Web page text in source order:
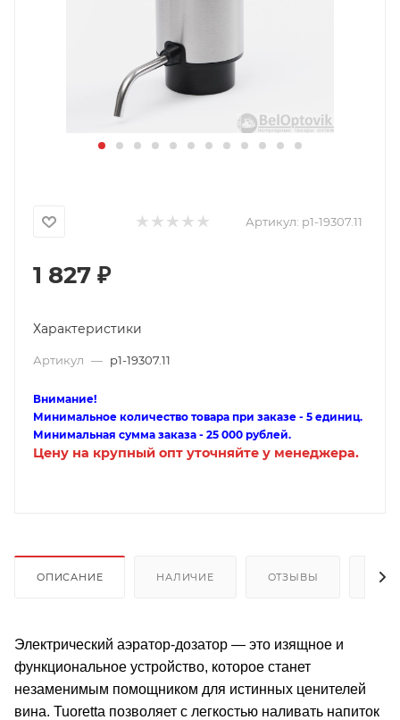
Артикул: p1-19307.11
1 827 ₽
Характеристики
Артикул — p1-19307.11
Внимание!
Минимальное количество товара при заказе - 5 единиц.
Минимальная сумма заказа - 25 000 рублей.
Цену на крупный опт уточняйте у менеджера.
ОПИСАНИЕ НАЛИЧИЕ ОТЗЫВЫ
Электрический аэратор-дозатор — это изящное и
функциональное устройство, которое станет
незаменимым помощником для истинных ценителей
вина. Tuoretta позволяет с легкостью наливать напиток